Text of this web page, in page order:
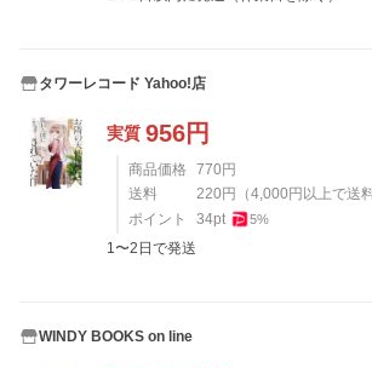
タワーレコード Yahoo!店
実質 956円
商品価格 770 円
送料
220 円 （4,000 円以上で送
ポイント
34pt 5%
1〜2日で発送
WINDY BOOKS on line